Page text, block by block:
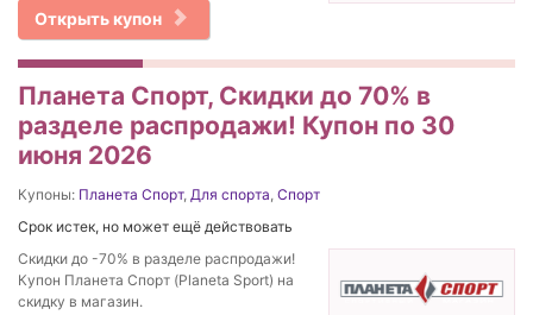
Открыть купон
Планета Спорт, Скидки до 70% в
разделе распродажи! Купон по 30
июня 2026
Купоны: Планета Спорт, Для спорта Спорт
Срок истек, но может ещё действовать
Скидки до -70% в разделе распродажи!
Купон Планета Спорт (Planeta Sport) на
скидку в магазин.